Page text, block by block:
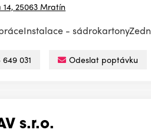
14, 25063 Mratín
-
649 031 Odeslat poptávku
s.r.o.